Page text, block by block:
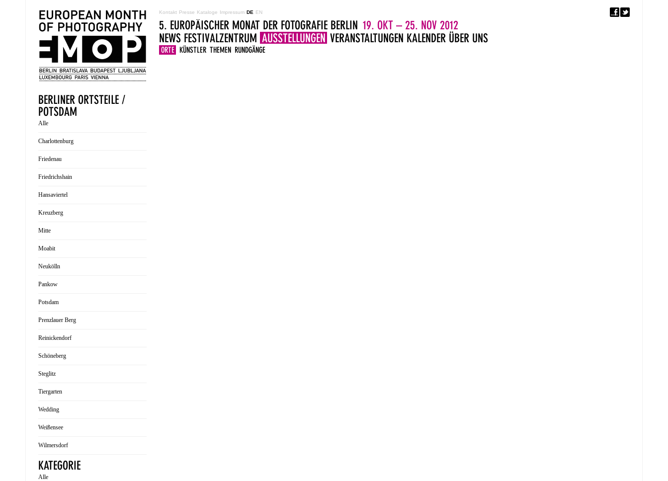
Kontakt Presse Kataloge Impressum DE EN 5. EUROPÄISCHER
5. EUROPÄISCHER MONAT DER FOTOGRAFIE BERLIN 19. OKT – 25. NOV 2012
NEWS FESTIVALZENTRUM AUSSTELLUNGEN
ORTE KÜNSTLER THEMEN RUNDGÄNGE
VERANSTALTUNGEN KALENDER ÜBER UNS
BERLINER ORTSTEILE /
POTSDAM
Alle
Charlottenburg
Friedenau
Friedrichshain
Hansaviertel
Kreuzberg
Mitte
Moabit
Neukölln
Pankow
Potsdam
Prenzlauer Berg
Reinickendorf
Schöneberg
Steglitz
Tiergarten
Wedding
Weißensee
Wilmersdorf
KATEGORIE
Alle